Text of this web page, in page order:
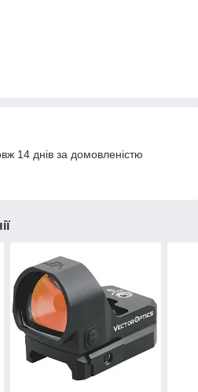
14 днів за домовленістю